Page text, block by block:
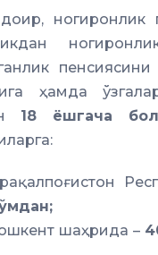
ногиронлик
ҳамда
18 ёшгача
шаҳрида –